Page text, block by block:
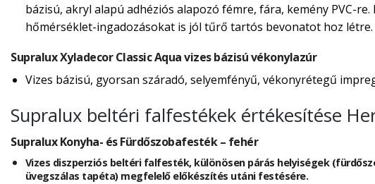
bázisú, akryl alapú adhéziós alapozó fémre, fára, kemény PVC-
hőmérséklet-ingadozásokat is jól tűrő tartós bevonatot hoz
Supralux Xyladecor Classic Aqua vizes bázisú vékonylazúr
Vizes bázisú, gyorsan száradó, selyemfényű, vékonyrétegű
Supralux beltéri falfestékek értékesítése
Supralux Konyha- és Fürdőszobafesték – fehér
Vizes diszperziós beltéri falfesték, különösen párás helyiségek
üvegszálas tapéta) megfelelő előkészítés utáni festésére.